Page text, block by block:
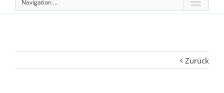
Navigation ...
Zurück